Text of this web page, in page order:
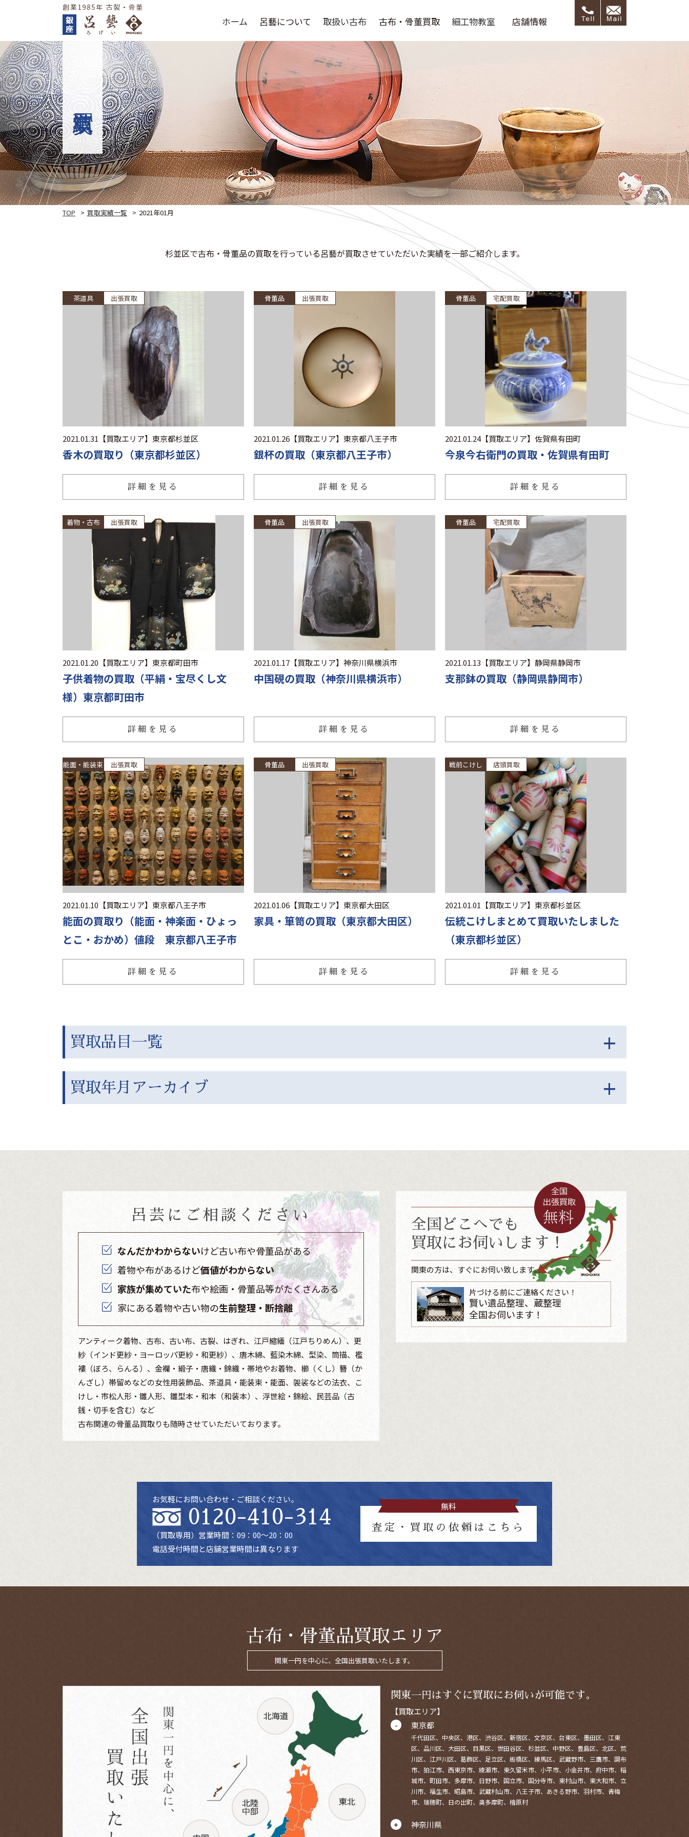
ホーム 呂藝について
呂藝について
選ばれる理由
よくある質問
取扱い古布 古布・骨董買取
骨董品買取
取扱い作家
買取の流れ
買取実績
細工物教室 店舗情報
店舗情報
呂藝ブログ
TOP 買取実績一覧 2021年01月
杉並区で古布・骨董品の買取を行っている呂藝が買取させていただいた実績を一部ご紹介します。
茶道具 出張買取
2021.01.31 【買取エリア】 東京都杉並区
香木の買取り（東京都杉並区）
詳細を見る
骨董品 出張買取
2021.01.26 【買取エリア】 東京都八王子市
銀杯の買取（東京都八王子市）
詳細を見る
骨董品 宅配買取
2021.01.24【買取エリア】 佐賀県有田町
今泉今右衛門の買取・佐賀県有田町
詳細を見る
着物・古布 出張買取
2021.01.20 【買取エリア】 東京都町田市
子供着物の買取（平絹・宝尽くし文
様）東京都町田市
詳細を見る
骨董品 出張買取
2021.01.17 【買取エリア】 神奈川県横浜市
中国硯の買取（神奈川県横浜市）
詳細を見る
骨董品 宅配買取
2021.01.13 【買取エリア】 静岡県静岡市
支那鉢の買取（静岡県静岡市）
詳細を見る
能面・能装束 出張買取
2021.01.10 【買取エリア】 東京都八王子市
能面の買取り（能面・神楽面・ひょっ
とこ・おかめ）値段 東京都八王子市
詳細を見る
骨董品 出張買取
2021.01.06 【買取エリア】 東京都大田区
家具・箪笥の買取（東京都大田区）
詳細を見る
戦前こけし 店頭買取
2021.01.01 【買取エリア】 東京都杉並区
伝統こけしまとめて買取いたしました
（東京都杉並区）
詳細を見る
買取品目一覧
買取年月アーカイブ
呂芸にご相談ください
なんだかわからないけど古い布や骨董品がある
着物や布があるけど価値がわからない
家族が集めていた布や絵画・骨董品等がたくさんある
家にある着物や古い物の生前整理・断捨離
アンティーク着物、古布、古い布、古裂、はぎれ、江戸縮緬（江戸ちりめん）、更
紗（インド更紗・ヨーロッパ更紗・和更紗）、唐木綿、藍染木綿、型染、筒描、襤
褸（ぼろ、らんる）、金襴・緞子・唐織・錦織・帯地やお着物、櫛（くし）簪（か
んざし）帯留めなどの女性用装飾品、茶道具・能装束・能面、袈裟などの法衣、こ
けし・市松人形・雛人形、雛型本・和本（和装本）、浮世絵・錦絵、民芸品（古
銭・切手を含む）など
古布関連の骨董品買取りも随時させていただいております。
全国どこへでも
買取にお伺いします！
関東の方は、すぐにお伺い致します。
片づける前にご連絡ください！
賢い遺品整理、蔵整理
全国お伺います！
お気軽にお問い合わせ・ご相談ください。
0120-410-314
（買取専用） 営業時間：09：00～20：00
電話受付時間と店舗営業時間は異なります
無料
査定・買取の依頼はこちら
古布・骨董品買取エリア
関東一円を中心に、全国出張買取いたします。
関東一円はすぐに買取にお伺いが可能です。
【買取エリア】
東京都
千代田区、中央区、港区、渋谷区、新宿区、文京区、台東区、墨田区、江東
区、品川区、大田区、目黒区、世田谷区、杉並区、中野区、豊島区、北区、荒
川区、江戸川区、葛飾区、足立区、板橋区、練馬区、武蔵野市、三鷹市、調布
市、狛江市、西東京市、綾瀬市、東久留米市、小平市、小金井市、府中市、稲
城市、町田市、多摩市、日野市、国立市、国分寺市、東村山市、東大和市、立
川市、福生市、昭島市、武蔵村山市、八王子市、あきる野市、羽村市、青梅
市、瑞穂町、日の出町、奥多摩町、檜原村
神奈川県